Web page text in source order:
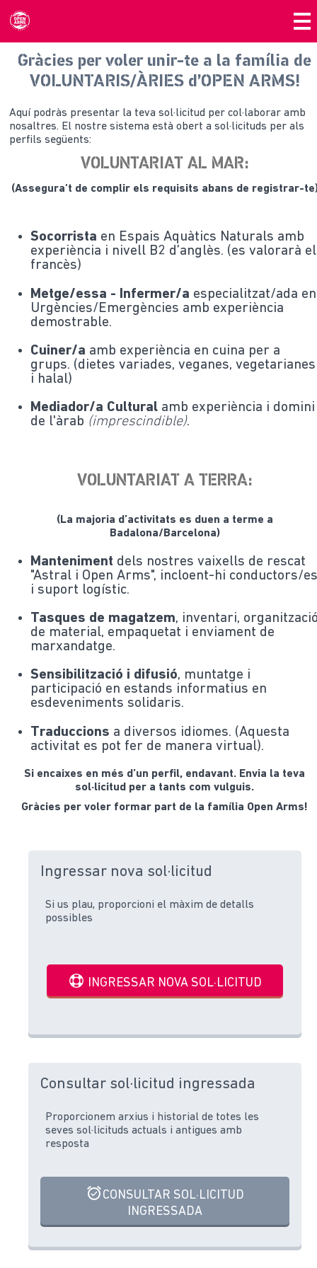
Gràcies per voler unir-te a la família de
VOLUNTARIS/ÀRIES d’OPEN ARMS!
Aquí podràs presentar la teva sol·licitud per col·laborar amb
nosaltres. El nostre sistema està obert a sol·licituds per als
perfils següents:
VOLUNTARIAT AL MAR:
(Assegura't de complir els requisits abans de registrar-
Socorrista en Espais Aquàtics Naturals amb
experiència i nivell B2 d’anglès. (es valorarà el
francès)
Metge/essa - Infermer/a especialitzat/ada en
Urgències/Emergències amb experiència
demostrable.
Cuiner/a amb experiència en cuina per a
grups. (dietes variades, veganes, vegetarianes
i halal)
Mediador/a Cultural amb experiència i domini
de l'àrab (imprescindible).
VOLUNTARIAT A TERRA:
(La majoria d’activitats es duen a terme a
Badalona/Barcelona)
Manteniment dels nostres vaixells de rescat
"Astral i Open Arms", incloent-hi conductors/
i suport logístic.
Tasques de magatzem, inventari,
de material, empaquetat i enviament de
marxandatge.
Sensibilització i difusió, muntatge i
participació en estands informatius en
esdeveniments solidaris.
Traduccions a diversos idiomes. (Aquesta
activitat es pot fer de manera virtual).
Si encaixes en més d’un perfil, endavant. Envia la teva
sol·licitud per a tants com vulguis.
Gràcies per voler formar part de la família Open Arms!
Ingressar nova sol·licitud
Si us plau, proporcioni el màxim de detalls
possibles
INGRESSAR NOVA SOL·LICITUD
Consultar sol·licitud ingressada
Proporcionem arxius i historial de totes les
seves sol·licituds actuals i antigues amb
resposta
CONSULTAR SOL·LICITUD
INGRESSADA